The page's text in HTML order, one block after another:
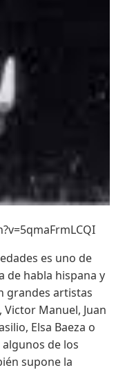
es uno de
de habla hispana y
grandes artistas
Manuel, Juan
Elsa Baeza o
de los
supone la